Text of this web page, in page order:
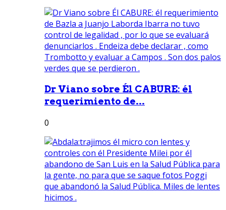
Dr Viano sobre Él CABURE: él
requerimiento de...
0